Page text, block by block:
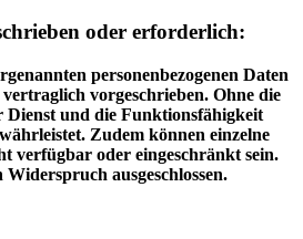
oder erforderlich:
personenbezogenen Daten
vorgeschrieben. Ohne die
Dienst und die Funktionsfähigkeit
Zudem können einzelne
verfügbar oder eingeschränkt sein.
ausgeschlossen.